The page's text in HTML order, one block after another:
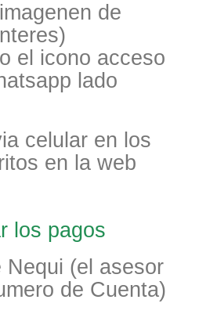
de
el icono acceso
lado
celular en los
en la web
los pagos
Nequi (el asesor
de Cuenta)